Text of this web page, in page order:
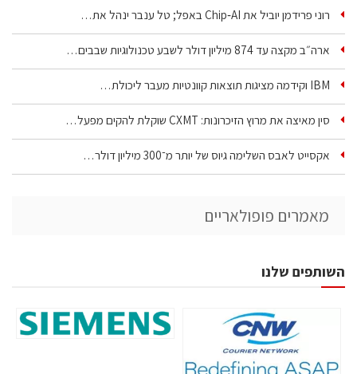
רוני פרידמן יוביל את Chip‑AI באפל; טל ענבר ינהל את…
ארה״ב מקצה עד 874 מיליון דולר לשבע טכנולוגיות שבבים…
IBM וקידמה מציגות תוצאות קוונטיות מעבר ליכולת…
סין מאיצה את מרוץ הזיכרונות: CXMT שוקלת להקים מפעל…
אקסייט לאבס השלימה גיוס של יותר מ־300 מיליון דולר…
מאמרים פופולאריים
השותפים שלנו